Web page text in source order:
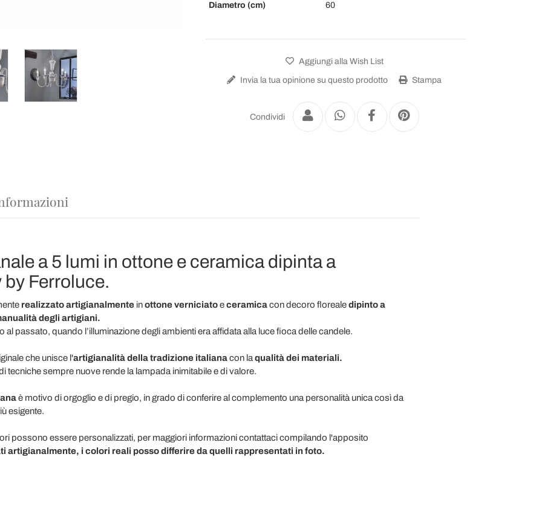
Diametro (cm)
60
Aggiungi alla Wish List
Invia la tua opinione su questo prodotto Stampa
Condividi
a 5 lumi in ottone e ceramica dipinta a
by Ferroluce.
realizzato artigianalmente inottone verniciatoeceramicacon decoro florealedipinto a
degli artigiani.
al passato, quando l’illuminazione degli ambienti era affidata alla luce fioca delle candele.
che unisce l'artigianalità della tradizione italianacon la qualità dei materiali.
tecniche sempre nuove rende la lampada inimitabile e di valore.
è motivo di orgoglio e di pregio, in grado di conferire al complemento una personalità unica così da
esigente.
possono essere personalizzati, per maggiori informazioni contattaci compilando l'apposito
artigianalmente, i colori reali posso differire da quelli rappresentati in foto.